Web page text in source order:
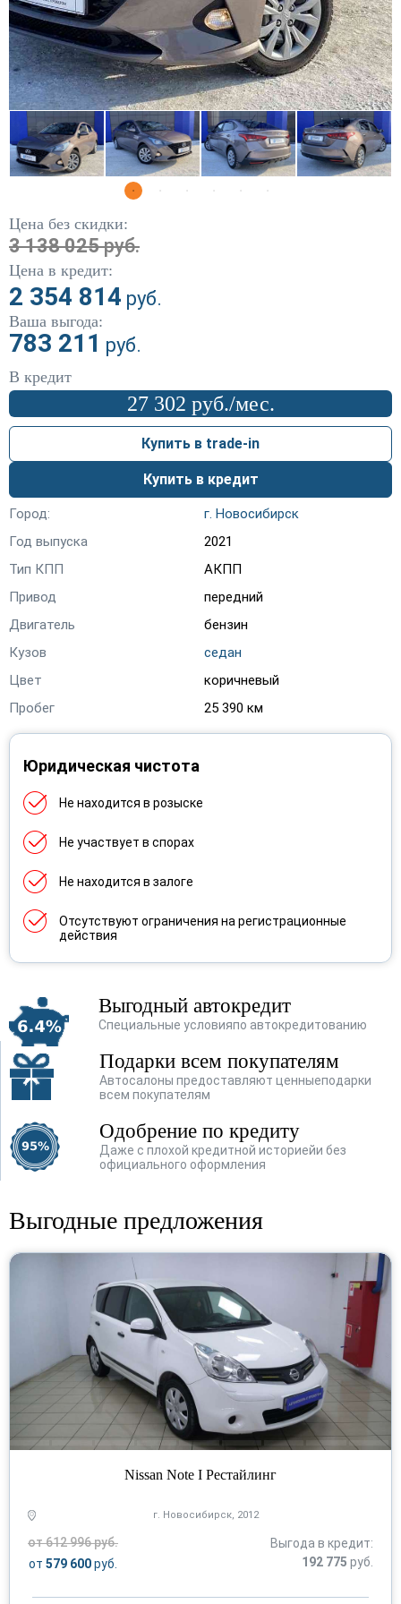
DW Hower (1)
Fiat (5)
Ford (304)
Geely (12)
Great Wall (79)
Hyundai
Infiniti
Kia
Land Rover
Mercedes-Benz
Mitsubishi
Nissan
Peugeot
Porsche (2)
Ravon
Renault
Skoda
SsangYong
Subaru
Volkswagen (482)
Volvo
Лада
ТагАЗ
Цена без скидки:
3 138 025руб.
Цена в кредит:
2 354 814 руб.
Ваша выгода:
783 211 руб.
В кредит
27 302 руб./мес.
Купить в trade-in
Купить в кредит
Город:
г. Новосибирск
Год выпуска
2021
Тип КПП
АКПП
Привод
передний
Двигатель
бензин
Кузов
седан
Цвет
коричневый
Пробег
25 390 км
Юридическая чистота
Не находится в розыске
Не участвует в спорах
Не находится в залоге
Отсутствуют ограничения на регистрационные
действия
Выгодный автокредит
Специальные условияпо автокредитованию
Подарки всем покупателям
Автосалоны предоставляют ценныеподарки
всем покупателям
Одобрение по кредиту
Даже с плохой кредитной историейи без
официального оформления
Выгодные предложения
Nissan Note I Рестайлинг
г. Новосибирск, 2012
от 612 996 руб.
от 579 600руб.
Выгода в кредит:
192 775 руб.